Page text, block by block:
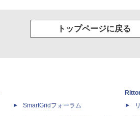
トップページに戻る
SmartGridフォーラム